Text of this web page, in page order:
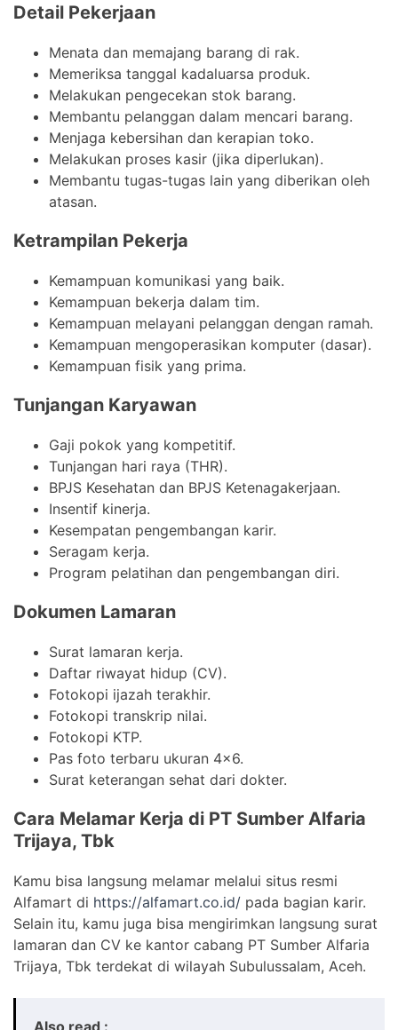
Detail Pekerjaan
Menata dan memajang barang di rak.
Memeriksa tanggal kadaluarsa produk.
Melakukan pengecekan stok barang.
Membantu pelanggan dalam mencari barang.
Menjaga kebersihan dan kerapian toko.
Melakukan proses kasir (jika diperlukan).
Membantu tugas-tugas lain yang diberikan oleh
atasan.
Ketrampilan Pekerja
Kemampuan komunikasi yang baik.
Kemampuan bekerja dalam tim.
Kemampuan melayani pelanggan dengan ramah.
Kemampuan mengoperasikan komputer (dasar).
Kemampuan fisik yang prima.
Tunjangan Karyawan
Gaji pokok yang kompetitif.
Tunjangan hari raya (THR).
BPJS Kesehatan dan BPJS Ketenagakerjaan.
Insentif kinerja.
Kesempatan pengembangan karir.
Seragam kerja.
Program pelatihan dan pengembangan diri.
Dokumen Lamaran
Surat lamaran kerja.
Daftar riwayat hidup (CV).
Fotokopi ijazah terakhir.
Fotokopi transkrip nilai.
Fotokopi KTP.
Pas foto terbaru ukuran 4×6.
Surat keterangan sehat dari dokter.
Cara Melamar Kerja di PT Sumber Alfaria
Trijaya, Tbk
Kamu bisa langsung melamar melalui situs resmi
Alfamart di https://alfamart.co.id/ pada bagian karir.
Selain itu, kamu juga bisa mengirimkan langsung surat
lamaran dan CV ke kantor cabang PT Sumber Alfaria
Trijaya, Tbk terdekat di wilayah Subulussalam, Aceh.
Also read :